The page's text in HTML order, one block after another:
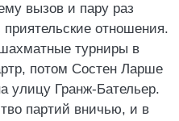
вызов и пару раз
отношения.
турниры в
потом Состен Ларше
улицу Гранж-Бательер.
партий вничью, и в